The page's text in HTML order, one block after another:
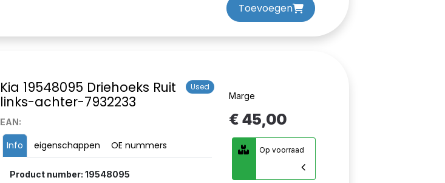
Toevoegen
Kia 19548095 Driehoeks Ruit
links-achter-7932233
Used
EAN:
Info eigenschappen OE nummers
Product number: 19548095
Marge
€ 45,00
Op voorraad